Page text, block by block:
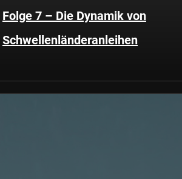
Folge 7 – Die Dynamik von
Schwellenländeranleihen